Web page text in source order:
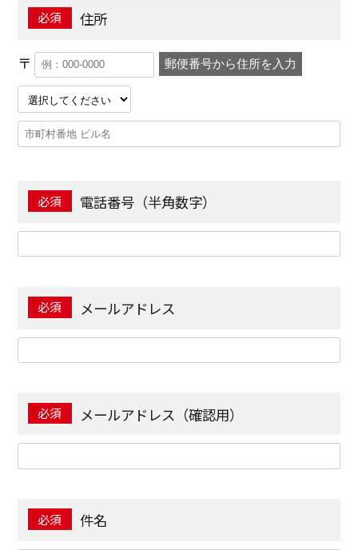
住所
〒 郵便番号から住所を入力
電話番号（半角数字）
メールアドレス
メールアドレス（確認用）
件名